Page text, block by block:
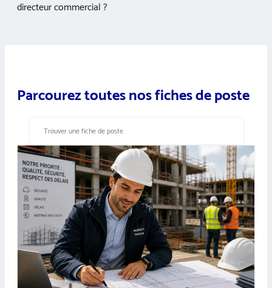
directeur commercial ?
Parcourez toutes nos fiches de poste